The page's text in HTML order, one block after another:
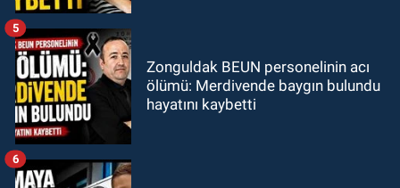
Zonguldak BEUN personelinin acı
ölümü: Merdivende baygın bulundu
hayatını kaybetti
5
6